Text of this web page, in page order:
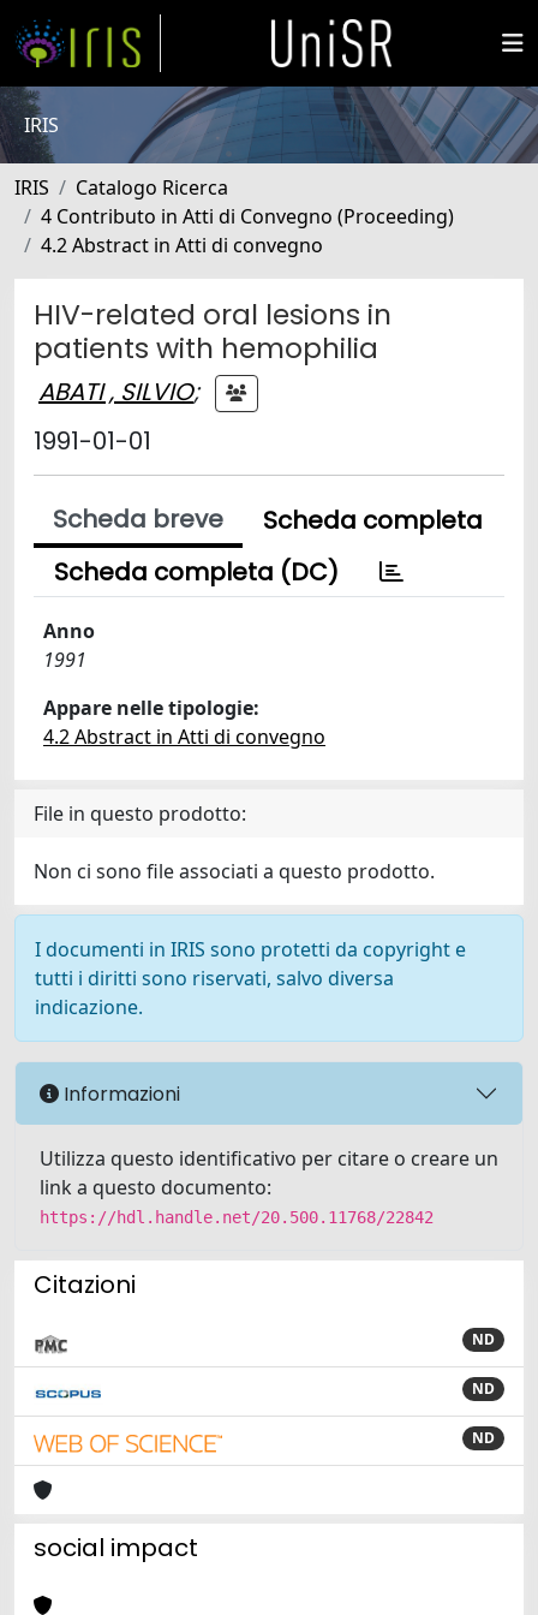
IRIS
IRIS
Catalogo Ricerca
4 Contributo in Atti di Convegno (Proceeding)
4.2 Abstract in Atti di convegno
HIV-related oral lesions in
patients with hemophilia
ABATI , SILVIO;
1991-01-01
Scheda breve
Scheda completa
Scheda completa (DC)
Anno
1991
Appare nelle tipologie:
4.2 Abstract in Atti di convegno
File in questo prodotto:
Non ci sono file associati a questo prodotto.
I documenti in IRIS sono protetti da copyright e
tutti i diritti sono riservati, salvo diversa
indicazione.
Informazioni
Utilizza questo identificativo per citare o creare un
link a questo documento:
https://hdl.handle.net/20.500.11768/22842
Citazioni
ND
ND
ND
social impact